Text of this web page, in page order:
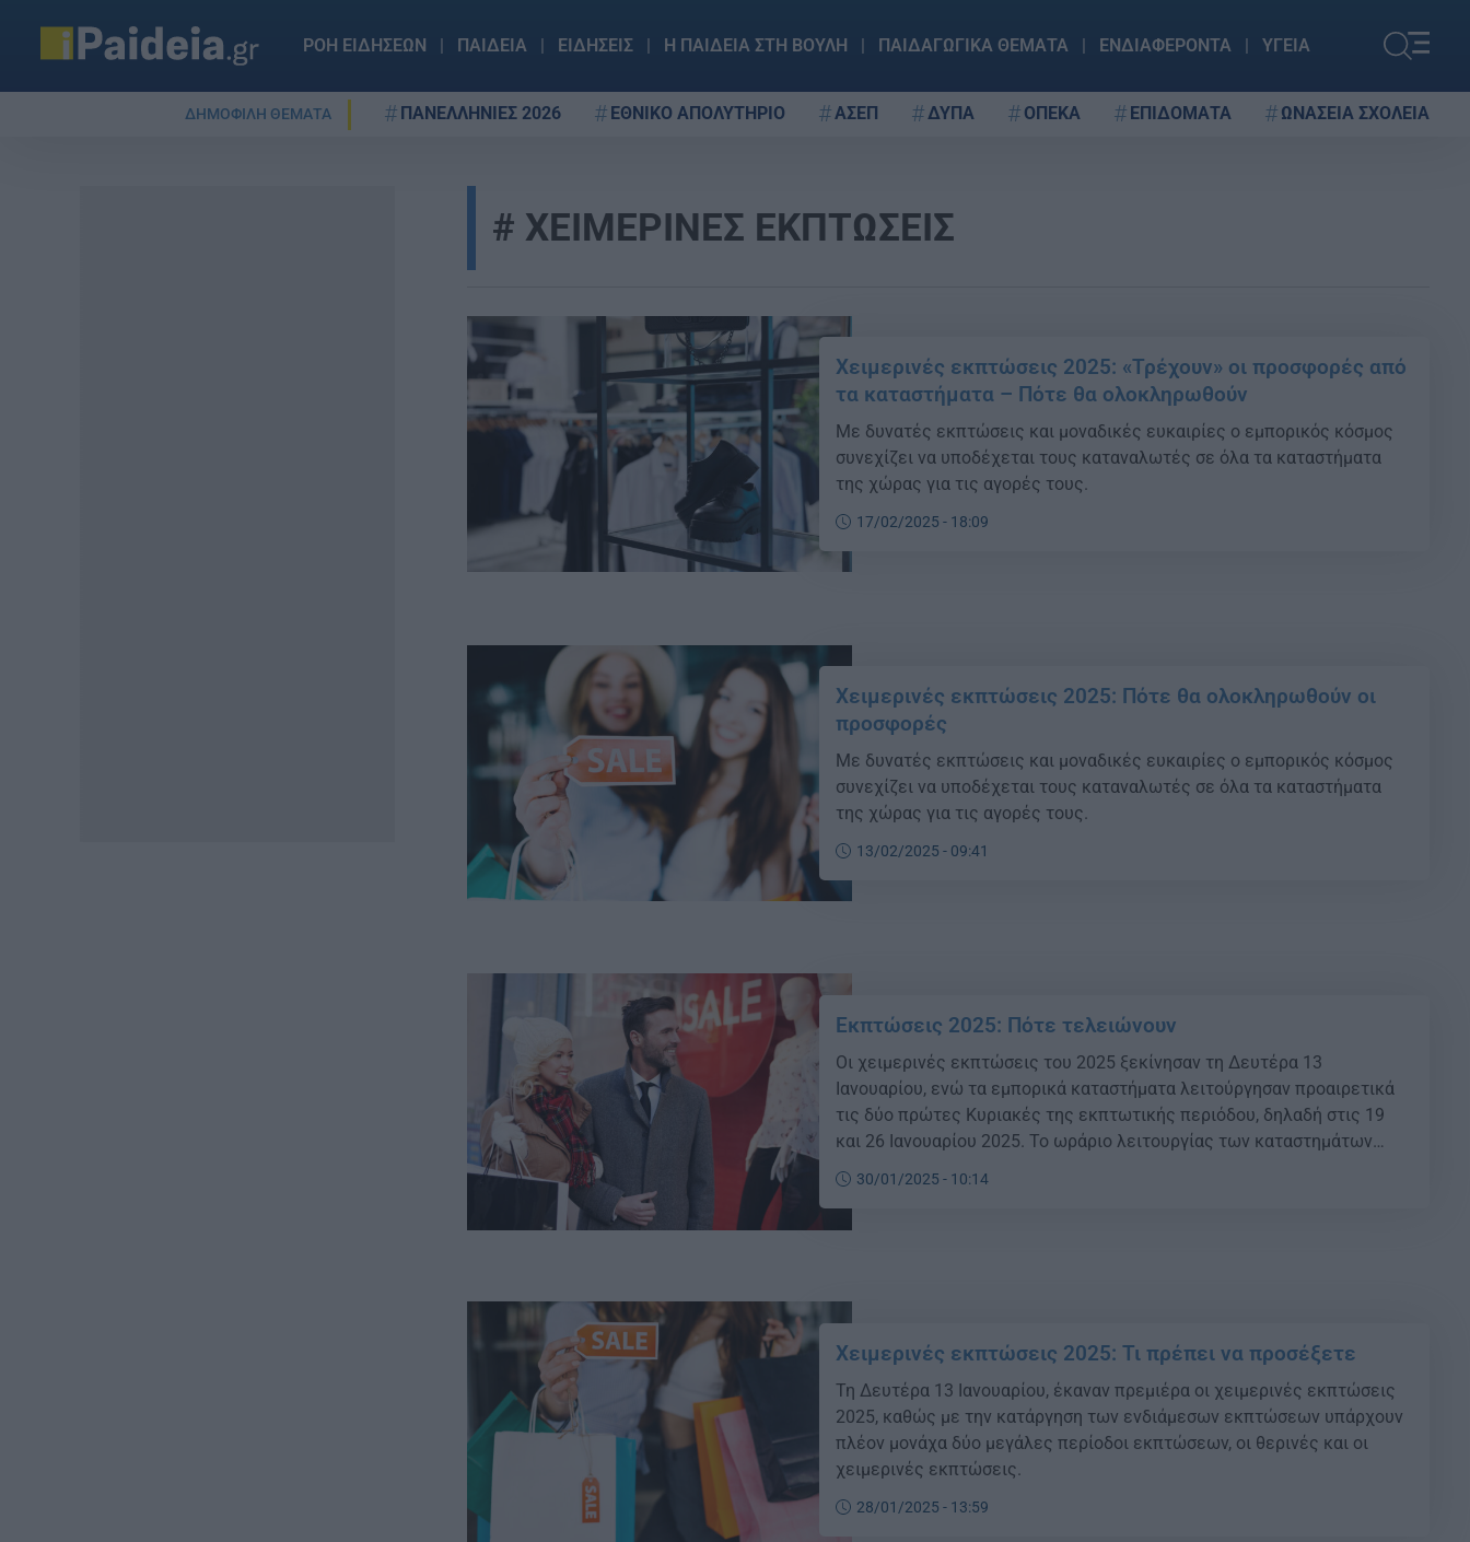
ΡΟΗ ΕΙΔΗΣΕΩΝ ΠΑΙΔΕΙΑ ΕΙΔΗΣΕΙΣ Η ΠΑΙΔΕΙΑ ΣΤΗ ΒΟΥΛΗ ΠΑΙΔΑΓΩΓΙΚΑ ΘΕΜΑΤΑ ΕΝΔΙΑΦΕΡΟΝΤΑ ΥΓΕΙΑ
ΔΗΜΟΦΙΛΗ ΘΕΜΑΤΑ ΠΑΝΕΛΛΗΝΙΕΣ 2026 ΕΘΝΙΚΟ ΑΠΟΛΥΤΗΡΙΟ ΑΣΕΠ ΔΥΠΑ ΟΠΕΚΑ ΕΠΙΔΟΜΑΤΑ ΩΝΑΣΕΙΑ ΣΧΟΛΕΙΑ
ΧΕΙΜΕΡΙΝΕΣ ΕΚΠΤΩΣΕΙΣ
Χειμερινές εκπτώσεις 2025: «Τρέχουν» οι προσφορές από
τα καταστήματα – Πότε θα ολοκληρωθούν
Με δυνατές εκπτώσεις και μοναδικές ευκαιρίες ο εμπορικός κόσμος
συνεχίζει να υποδέχεται τους καταναλωτές σε όλα τα καταστήματα
της χώρας για τις αγορές τους.
17/02/2025 - 18:09
Χειμερινές εκπτώσεις 2025: Πότε θα ολοκληρωθούν οι
προσφορές
Με δυνατές εκπτώσεις και μοναδικές ευκαιρίες ο εμπορικός κόσμος
συνεχίζει να υποδέχεται τους καταναλωτές σε όλα τα καταστήματα
της χώρας για τις αγορές τους.
13/02/2025 - 09:41
Εκπτώσεις 2025: Πότε τελειώνουν
Οι χειμερινές εκπτώσεις του 2025 ξεκίνησαν τη Δευτέρα 13
Ιανουαρίου, ενώ τα εμπορικά καταστήματα λειτούργησαν προαιρετικά
τις δύο πρώτες Κυριακές της εκπτωτικής περιόδου, δηλαδή στις 19
και 26 Ιανουαρίου 2025. Το ωράριο λειτουργίας των καταστημάτων
κατά τις συγκεκριμένες ημέρες διαμορφώθηκε από τις 11:00 το πρωί
έως τις 18:00 το απόγευμα.
30/01/2025 - 10:14
Χειμερινές εκπτώσεις 2025: Τι πρέπει να προσέξετε
Τη Δευτέρα 13 Ιανουαρίου, έκαναν πρεμιέρα οι χειμερινές εκπτώσεις
2025, καθώς με την κατάργηση των ενδιάμεσων εκπτώσεων υπάρχουν
πλέον μονάχα δύο μεγάλες περίοδοι εκπτώσεων, οι θερινές και οι
χειμερινές εκπτώσεις.
28/01/2025 - 13:59